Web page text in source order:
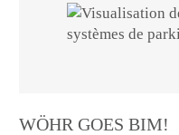
WÖHR GOES BIM!